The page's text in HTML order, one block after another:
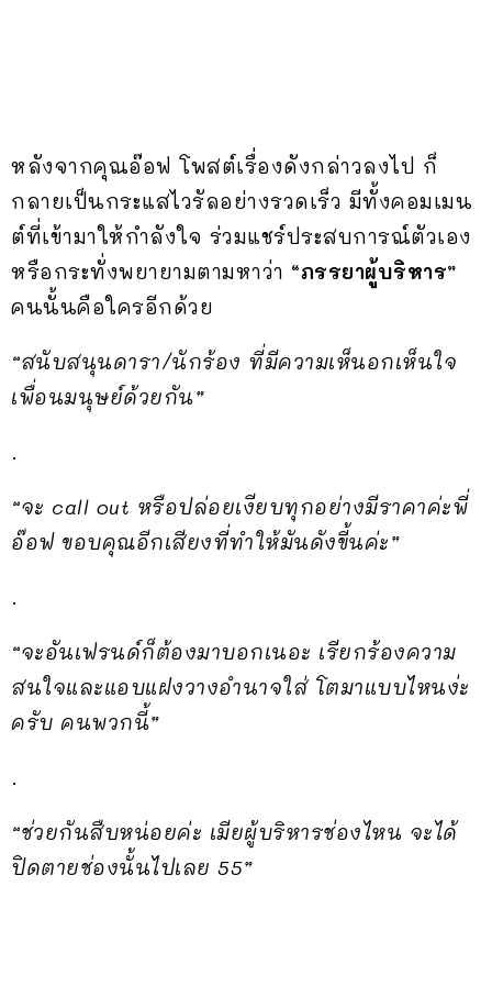
หลังจากคุณอ๊อฟ โพสต์เรื่องดังกล่าวลงไป ก็
กลายเป็นกระแสไวรัลอย่างรวดเร็ว มีทั้งคอมเมน
ต์ที่เข้ามาให้กำลังใจ ร่วมแชร์ประสบการณ์ตัวเอง
หรือกระทั่งพยายามตามหาว่า “ภรรยาผู้บริหาร”
คนนั้นคือใครอีกด้วย
“สนับสนุนดารา/นักร้อง ที่มีความเห็นอกเห็นใจ
เพื่อนมนุษย์ด้วยกัน”
.
“จะ call out หรือปล่อยเงียบทุกอย่างมีราคาค่ะพี่
อ๊อฟ ขอบคุณอีกเสียงที่ทำให้มันดังขี้นค่ะ”
.
“จะอันเฟรนด์ก็ต้องมาบอกเนอะ เรียกร้องความ
สนใจและแอบแฝงวางอำนาจใส่ โตมาแบบไหนง่ะ
ครับ คนพวกนี้”
.
“ช่วยกันสืบหน่อยค่ะ เมียผู้บริหารช่องไหน จะได้
ปิดตายช่องนั้นไปเลย 55”